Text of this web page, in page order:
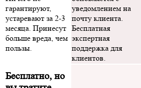
гарантируют,
устаревают за 2-3
месяца. Принесут
больше вреда, чем
пользы.
уведомлением на
почту клиента.
Бесплатная
экспертная
поддержка для
клиентов.
Бесплатно, но